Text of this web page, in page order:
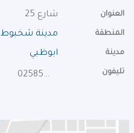
العنوان شارع 25
المنطقة مدينة شخبوط
مدينة ابوظبي
تليفون 025854333